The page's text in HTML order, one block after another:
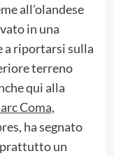
all’olandese
in una
a riportarsi sulla
terreno
qui alla
Coma,
ha segnato
un